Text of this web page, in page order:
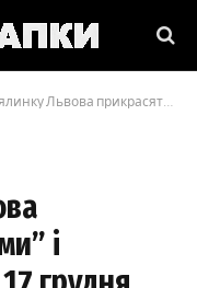
прикрасять “павуками” і урочисто відкриють 17 грудня
і